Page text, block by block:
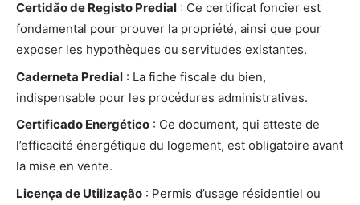
Certidão de Registo Predial : Ce certificat foncier est
fondamental pour prouver la propriété, ainsi que pour
exposer les hypothèques ou servitudes existantes.
Caderneta Predial : La fiche fiscale du bien,
indispensable pour les procédures administratives.
Certificado Energético : Ce document, qui atteste de
l’efficacité énergétique du logement, est obligatoire avant
la mise en vente.
Licença de Utilização : Permis d’usage résidentiel ou